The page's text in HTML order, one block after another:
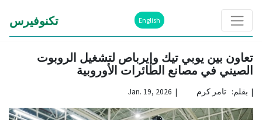
English تكنوفيرس
تعاون بين يوبي تيك وإيرباص لتشغيل الروبوت
الصيني في مصانع الطائرات الأوروبية
| بقلم: تامر كرم | Jan. 19, 2026